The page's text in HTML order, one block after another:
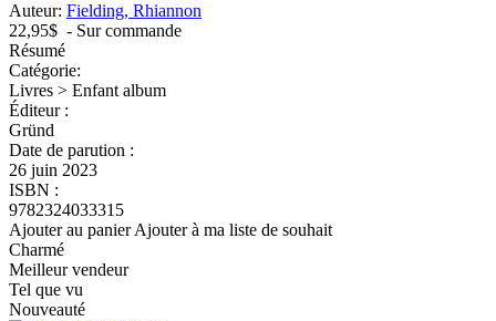
Auteur: Fielding, Rhiannon
22,95$ - Sur commande
Résumé
Catégorie:
Livres > Enfant album
Éditeur :
Gründ
Date de parution :
26 juin 2023
ISBN :
9782324033315
Ajouter au panierAjouter à ma liste de souhait
Charmé
Meilleur vendeur
Tel que vu
Nouveauté